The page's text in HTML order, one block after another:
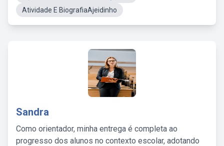
Atividade E BiografiaAjeidinho
Sandra
Como orientador, minha entrega é completa ao
progresso dos alunos no contexto escolar, adotando